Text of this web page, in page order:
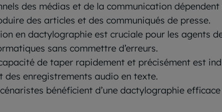
des médias et de la communication
des articles et des communiqués de presse.
en dactylographie est cruciale pour les agents
sans commettre d’erreurs.
de taper rapidement et précisément est
enregistrements audio en texte.
bénéficient d’une dactylographie